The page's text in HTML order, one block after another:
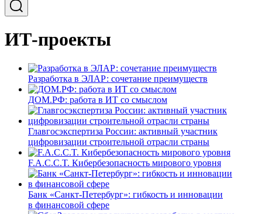
ИТ-проекты
Разработка в ЭЛАР: сочетание преимуществ
ДОМ.РФ: работа в ИТ со смыслом
Главгосэкспертиза России: активный участник
цифровизации строительной отрасли страны
F.A.C.C.T. Кибербезопасность мирового уровня
Банк «Санкт-Петербург»: гибкость и инновации
в финансовой сфере